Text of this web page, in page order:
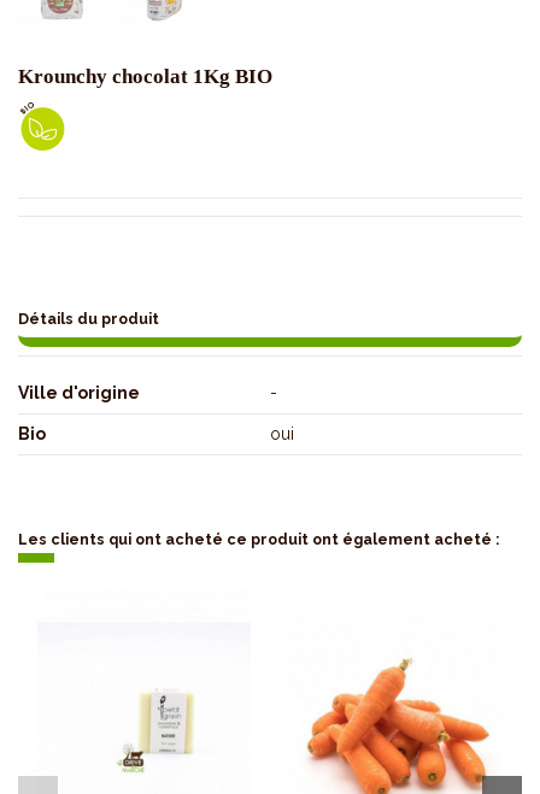
Krounchy chocolat 1Kg BIO
Détails du produit
Ville d'origine -
Bio oui
Les clients qui ont acheté ce produit ont également acheté :